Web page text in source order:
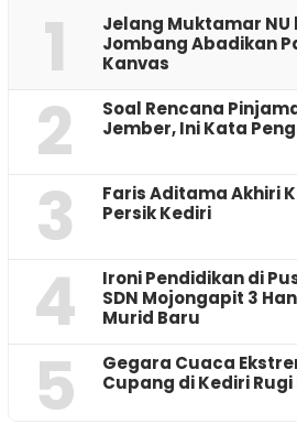
1
Jelang Muktamar NU
Jombang Abadikan
Kanvas
2
‎Soal Rencana
Jember, Ini Kata
3
Faris Aditama Akhiri
Persik Kediri
4
Ironi Pendidikan di
SDN Mojongapit 3
Murid Baru
5
‎Gegara Cuaca
Cupang di Kediri